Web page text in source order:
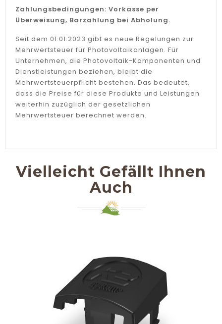
Zahlungsbedingungen: Vorkasse per
Überweisung, Barzahlung bei Abholung.
Seit dem 01.01.2023 gibt es neue Regelungen zur
Mehrwertsteuer für Photovoltaikanlagen. Für
Unternehmen, die Photovoltaik-Komponenten und
Dienstleistungen beziehen, bleibt die
Mehrwertsteuerpflicht bestehen. Das bedeutet,
dass die Preise für diese Produkte und Leistungen
weiterhin zuzüglich der gesetzlichen
Mehrwertsteuer berechnet werden.
Vielleicht Gefällt Ihnen
Auch